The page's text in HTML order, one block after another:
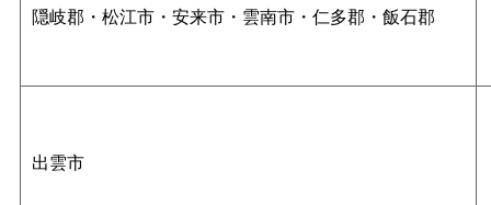
隠岐郡・松江市・安来市・雲南市・仁多郡・飯石郡
出雲市